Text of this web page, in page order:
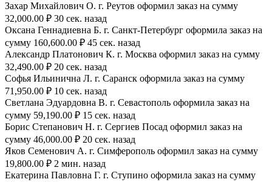
Захар Михайлович О. г. Реутов оформил заказ на сумму
32,000.00 ₽ 30 сек. назад
Оксана Геннадиевна Б. г. Санкт-Петербург оформила заказ на
сумму 160,600.00 ₽ 45 сек. назад
Александр Платонович К. г. Москва оформил заказ на сумму
32,490.00 ₽ 20 сек. назад
Софья Ильинична Л. г. Саранск оформила заказ на сумму
71,950.00 ₽ 10 сек. назад
Светлана Эдуардовна В. г. Севастополь оформила заказ на
сумму 59,190.00 ₽ 15 сек. назад
Борис Степанович Н. г. Сергиев Посад оформил заказ на
сумму 46,000.00 ₽ 20 сек. назад
Яков Семенович А. г. Симферополь оформил заказ на сумму
19,800.00 ₽ 2 мин. назад
Екатерина Павловна Г. г. Ступино оформила заказ на сумму